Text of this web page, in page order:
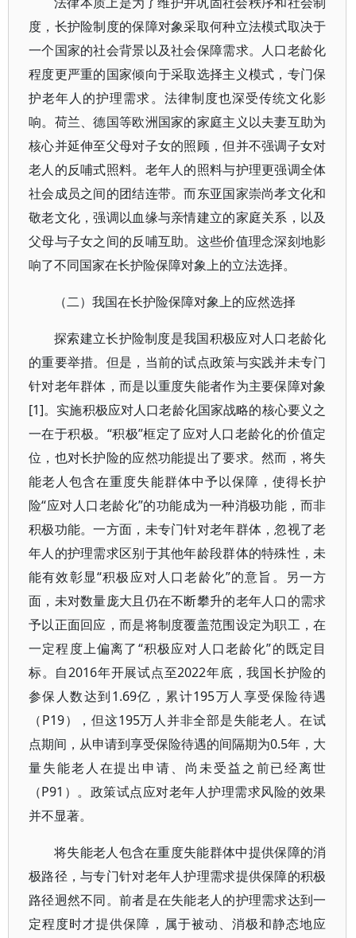
度，长护险制度的保障对象采取何种立法模式取决于
一个国家的社会背景以及社会保障需求。人口老龄化
程度更严重的国家倾向于采取选择主义模式，专门保
护老年人的护理需求。法律制度也深受传统文化影
响。荷兰、德国等欧洲国家的家庭主义以夫妻互助为
核心并延伸至父母对子女的照顾，但并不强调子女对
老人的反哺式照料。老年人的照料与护理更强调全体
社会成员之间的团结连带。而东亚国家崇尚孝文化和
敬老文化，强调以血缘与亲情建立的家庭关系，以及
父母与子女之间的反哺互助。这些价值理念深刻地影
响了不同国家在长护险保障对象上的立法选择。
（二）我国在长护险保障对象上的应然选择
探索建立长护险制度是我国积极应对人口老龄化
的重要举措。但是，当前的试点政策与实践并未专门
针对老年群体，而是以重度失能者作为主要保障对象
[1]。实施积极应对人口老龄化国家战略的核心要义之
一在于积极。“积极”框定了应对人口老龄化的价值定
位，也对长护险的应然功能提出了要求。然而，将失
能老人包含在重度失能群体中予以保障，使得长护
险“应对人口老龄化”的功能成为一种消极功能，而非
积极功能。一方面，未专门针对老年群体，忽视了老
年人的护理需求区别于其他年龄段群体的特殊性，未
能有效彰显“积极应对人口老龄化”的意旨。另一方
面，未对数量庞大且仍在不断攀升的老年人口的需求
予以正面回应，而是将制度覆盖范围设定为职工，在
一定程度上偏离了“积极应对人口老龄化”的既定目
标。自2016年开展试点至2022年底，我国长护险的
参保人数达到1.69亿，累计195万人享受保险待遇
（P19），但这195万人并非全部是失能老人。在试
点期间，从申请到享受保险待遇的间隔期为0.5年，大
量失能老人在提出申请、尚未受益之前已经离世
（P91）。政策试点应对老年人护理需求风险的效果
并不显著。
将失能老人包含在重度失能群体中提供保障的消
极路径，与专门针对老年人护理需求提供保障的积极
路径迥然不同。前者是在失能老人的护理需求达到一
定程度时才提供保障，属于被动、消极和静态地应